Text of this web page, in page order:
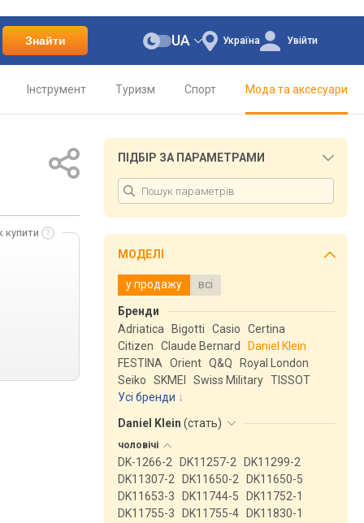
Знайти Україна
UA Увійти
Інструмент Туризм Спорт Мода та аксесуари
купити
ПІДБІР ЗА ПАРАМЕТРАМИ
МОДЕЛІ
у продажу всі
Бренди
Adriatica
Bigotti Casio
Certina
Citizen
Claude Bernard
Daniel Klein
FESTINA
Orient Q&Q
Royal London
Seiko
SKMEI Swiss Military TISSOT
Усі бренди
Daniel Klein (стать)
чоловічі
DK-1266-2 DK11257-2
DK11299-2
DK11307-2
DK11650-2
DK11650-5
DK11653-3
DK11744-5
DK11752-1
DK11755-3
DK11755-4
DK11830-1